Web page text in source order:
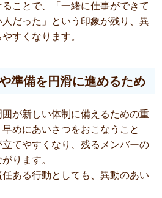
ことで、「一緒に仕事ができて
だった」という印象が残り、異
すくなります。
準備を円滑に進めるため
が新しい体制に備えるための重
めにあいさつをおこなうこと
てやすくなり、残るメンバーの
ります。
ある行動としても、異動のあい